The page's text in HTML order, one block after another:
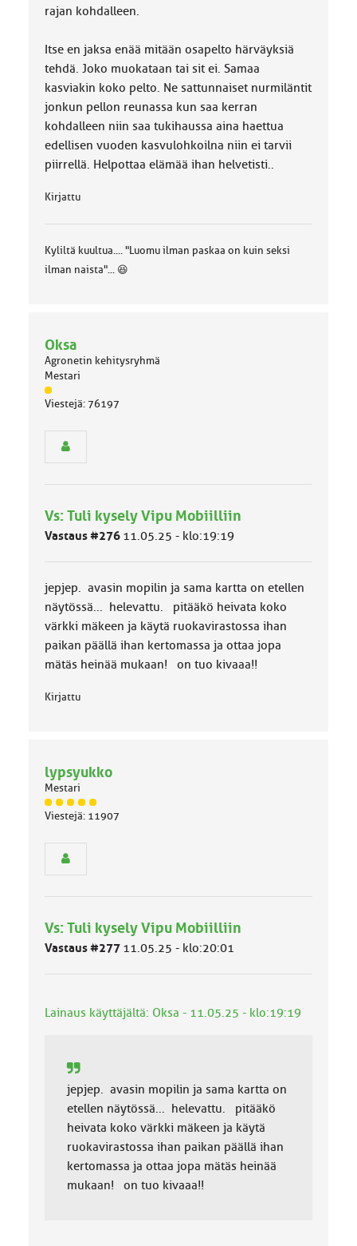
rajan kohdalleen.
Itse en jaksa enää mitään osapelto härväyksiä
tehdä. Joko muokataan tai sit ei. Samaa
kasviakin koko pelto. Ne sattunnaiset nurmiläntit
jonkun pellon reunassa kun saa kerran
kohdalleen niin saa tukihaussa aina haettua
edellisen vuoden kasvulohkoilna niin ei tarvii
piirrellä. Helpottaa elämää ihan helvetisti..
Kirjattu
Kyliltä kuultua.... "Luomu ilman paskaa on kuin seksi
ilman naista"... 😆
Oksa
Agronetin kehitysryhmä
Mestari
J
ä
m
ä
k
k
a
Viestejä: 76197
Vs: Tuli kysely Vipu Mobiilliin
Vastaus #276 11.05.25 - klo:19:19
jepjep. avasin mopilin ja sama kartta on etellen
näytössä... helevattu. pitääkö heivata koko
värkki mäkeen ja käytä ruokavirastossa ihan
paikan päällä ihan kertomassa ja ottaa jopa
mätäs heinää mukaan! on tuo kivaaa!!
Kirjattu
lypsyukko
Mestari
J
ä
m
ä
k
Viestejä: 11907
Vs: Tuli kysely Vipu Mobiilliin
Vastaus #277 11.05.25 - klo:20:01
Lainaus käyttäjältä: Oksa - 11.05.25 - klo:19:19
jepjep. avasin mopilin ja sama kartta on
etellen näytössä... helevattu. pitääkö
heivata koko värkki mäkeen ja käytä
ruokavirastossa ihan paikan päällä ihan
kertomassa ja ottaa jopa mätäs heinää
mukaan! on tuo kivaaa!!